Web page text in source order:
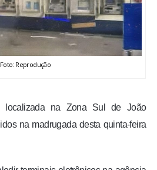
Foto: Reprodução
localizada na Zona Sul de João
na madrugada desta quinta-feira